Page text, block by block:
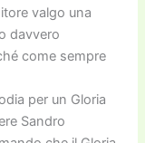
valgo una
davvero
come sempre
per un Gloria
Sandro